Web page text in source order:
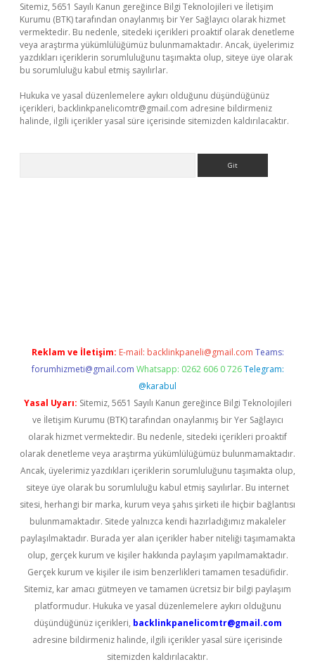
Sitemiz, 5651 Sayılı Kanun gereğince Bilgi Teknolojileri ve İletişim
Kurumu (BTK) tarafından onaylanmış bir Yer Sağlayıcı olarak hizmet
vermektedir. Bu nedenle, sitedeki içerikleri proaktif olarak denetleme
veya araştırma yükümlülüğümüz bulunmamaktadır. Ancak, üyelerimiz
yazdıkları içeriklerin sorumluluğunu taşımakta olup, siteye üye olarak
bu sorumluluğu kabul etmiş sayılırlar.
Hukuka ve yasal düzenlemelere aykırı olduğunu düşündüğünüz
içerikleri, backlinkpanelicomtr@gmail.com adresine bildirmeniz
halinde, ilgili içerikler yasal süre içerisinde sitemizden kaldırılacaktır.
Reklam ve İletişim: E-mail: backlinkpaneli@gmail.com Teams:
forumhizmeti@gmail.com Whatsapp: 0262 606 0 726 Telegram:
@karabul
Yasal Uyarı: Sitemiz, 5651 Sayılı Kanun gereğince Bilgi Teknolojileri
ve İletişim Kurumu (BTK) tarafından onaylanmış bir Yer Sağlayıcı
olarak hizmet vermektedir. Bu nedenle, sitedeki içerikleri proaktif
olarak denetleme veya araştırma yükümlülüğümüz bulunmamaktadır.
Ancak, üyelerimiz yazdıkları içeriklerin sorumluluğunu taşımakta olup,
siteye üye olarak bu sorumluluğu kabul etmiş sayılırlar. Bu internet
sitesi, herhangi bir marka, kurum veya şahıs şirketi ile hiçbir bağlantısı
bulunmamaktadır. Sitede yalnızca kendi hazırladığımız makaleler
paylaşılmaktadır. Burada yer alan içerikler haber niteliği taşımamakta
olup, gerçek kurum ve kişiler hakkında paylaşım yapılmamaktadır.
Gerçek kurum ve kişiler ile isim benzerlikleri tamamen tesadüfidir.
Sitemiz, kar amacı gütmeyen ve tamamen ücretsiz bir bilgi paylaşım
platformudur. Hukuka ve yasal düzenlemelere aykırı olduğunu
düşündüğünüz içerikleri, backlinkpanelicomtr@gmail.com
adresine bildirmeniz halinde, ilgili içerikler yasal süre içerisinde
sitemizden kaldırılacaktır.